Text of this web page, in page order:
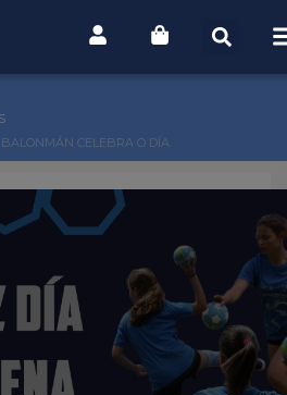
CELEBRA O DÍA